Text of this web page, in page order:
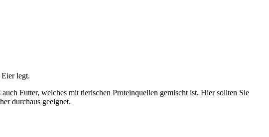
legt.
Futter, welches mit tierischen Proteinquellen gemischt ist. Hier sollten Sie
durchaus geeignet.